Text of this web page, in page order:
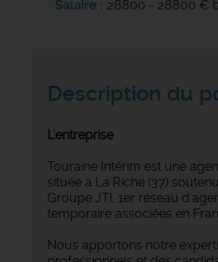
Salaire
28800 - 28800 €
Description du
L'entreprise
Touraine Intérim est une
située à La Riche (37)
Groupe JTI, 1er réseau
temporaire associées en
Nous apportons notre